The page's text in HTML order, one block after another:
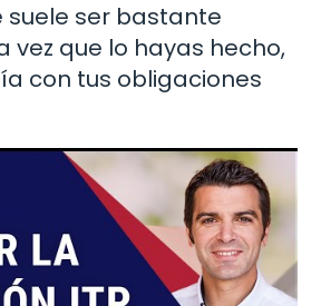
suele ser bastante
vez que lo hayas hecho,
con tus obligaciones